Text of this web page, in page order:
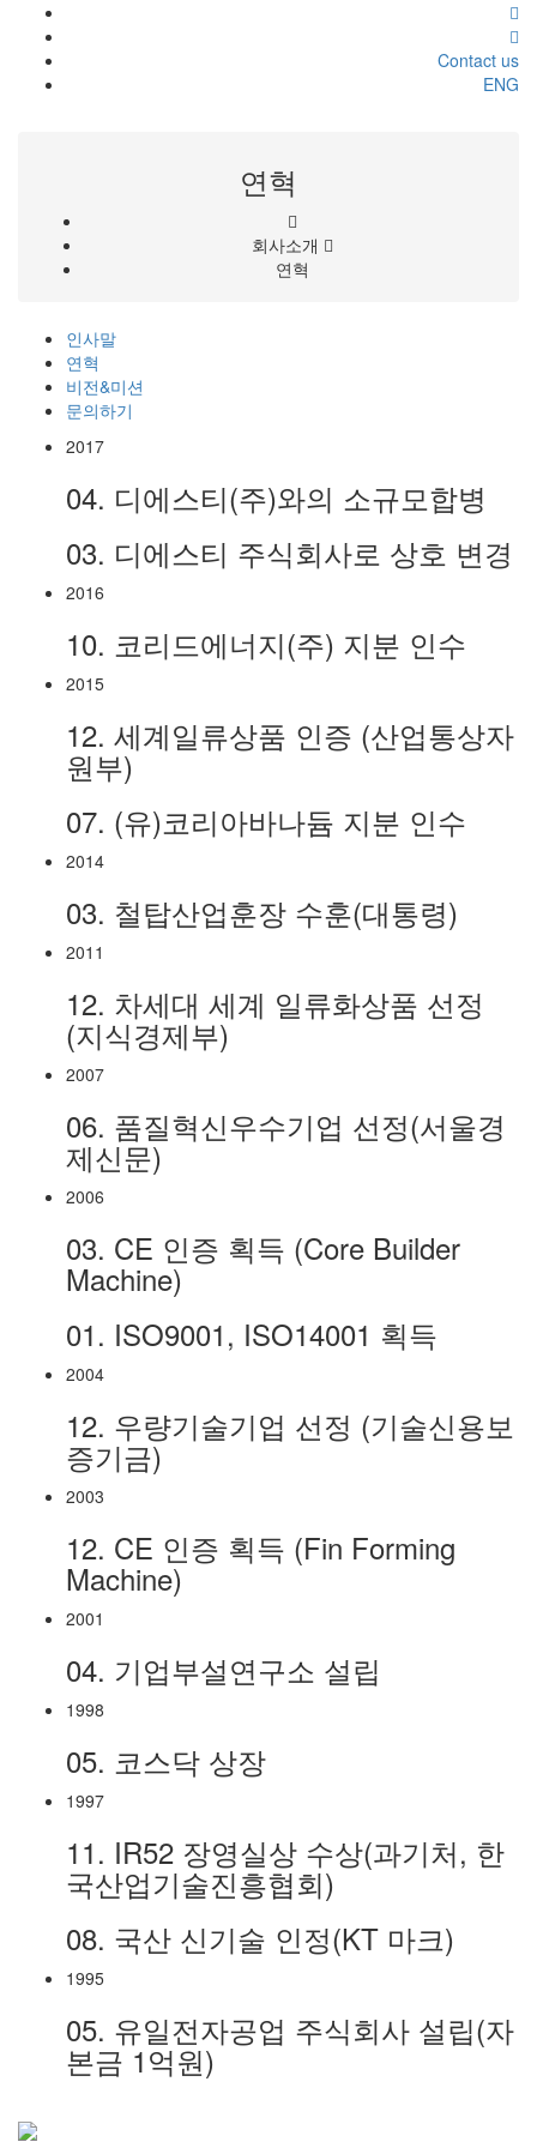
Contact us
ENG
연혁
회사소개
연혁
인사말
연혁
비전&미션
문의하기
2017
04. 디에스티(주)와의 소규모합병
03. 디에스티 주식회사로 상호 변경
2016
10. 코리드에너지(주) 지분 인수
2015
12. 세계일류상품 인증 (산업통상자
원부)
07. (유)코리아바나듐 지분 인수
2014
03. 철탑산업훈장 수훈(대통령)
2011
12. 차세대 세계 일류화상품 선정
(지식경제부)
2007
06. 품질혁신우수기업 선정(서울경
제신문)
2006
03. CE 인증 획득 (Core Builder
Machine)
01. ISO9001, ISO14001 획득
2004
12. 우량기술기업 선정 (기술신용보
증기금)
2003
12. CE 인증 획득 (Fin Forming
Machine)
2001
04. 기업부설연구소 설립
1998
05. 코스닥 상장
1997
11. IR52 장영실상 수상(과기처, 한
국산업기술진흥협회)
08. 국산 신기술 인정(KT 마크)
1995
05. 유일전자공업 주식회사 설립(자
본금 1억원)